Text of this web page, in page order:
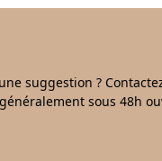
suggestion ?
sous 48h